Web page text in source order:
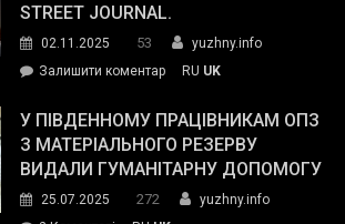
STREET JOURNAL.
02.11.2025 53
yuzhny.info
Залишити коментарon
завойовує
симпатії
виборців
RU UK
У ПІВДЕННОМУ ПРАЦІВНИКАМ ОПЗ
З МАТЕРІАЛЬНОГО РЕЗЕРВУ
ВИДАЛИ ГУМАНІТАРНУ ДОПОМОГУ
25.07.2025 272
yuzhny.info